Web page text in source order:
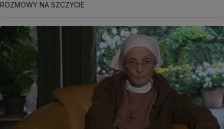
ROZMOWY NA SZCZYCIE